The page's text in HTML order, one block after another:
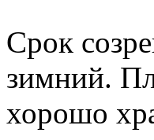
Срок
зимний.
хорошо